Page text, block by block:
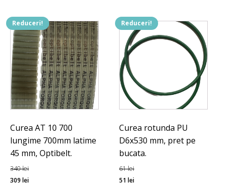
Reduceri!
Curea AT 10 700
lungime 700mm latime
45 mm, Optibelt.
340lei
Prețul
309 leiPrețul
Reduceri!
Curea rotunda PU
D6x530 mm, pret pe
bucata.
61lei
Prețul
51leiPrețul